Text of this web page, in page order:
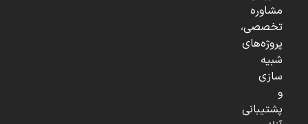
مشاوره
تخصصی،
پروژه‌های
شبیه
سازی
و
پشتیبانی